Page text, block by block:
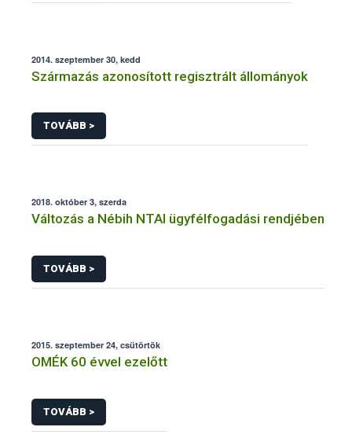
2014. szeptember 30, kedd
Származás azonosított regisztrált állományok
TOVÁBB >
2018. október 3, szerda
Változás a Nébih NTAI ügyfélfogadási rendjében
TOVÁBB >
2015. szeptember 24, csütörtök
OMÉK 60 évvel ezelőtt
TOVÁBB >